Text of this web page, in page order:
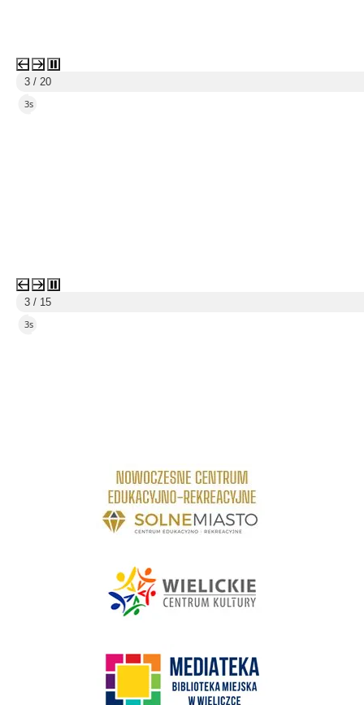
3 / 20
1s
3 / 15
1s
link do strony Centrum Edukacyjno Rekreacyjne